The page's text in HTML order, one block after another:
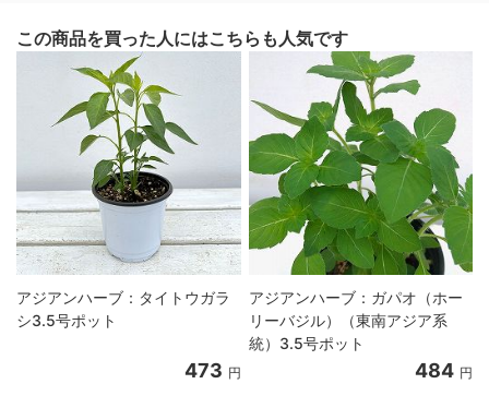
この商品を買った人にはこちらも人気です
アジアンハーブ：タイトウガラ
シ3.5号ポット
473 円
アジアンハーブ：ガパオ（ホー
リーバジル）（東南アジア系
統）3.5号ポット
484 円